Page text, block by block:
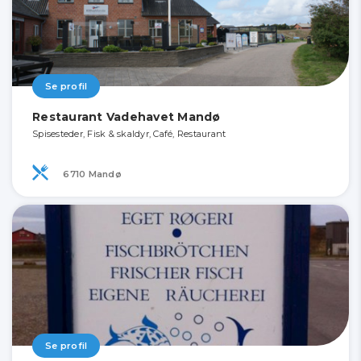
Se profil
Restaurant Vadehavet Mandø
Spisesteder, Fisk & skaldyr, Café, Restaurant
6710 Mandø
Se profil